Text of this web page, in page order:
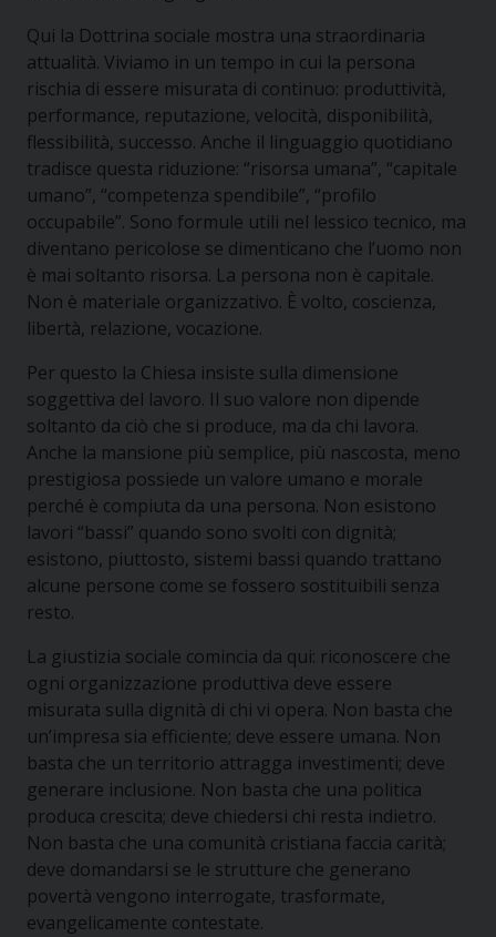
Qui la Dottrina sociale mostra una straordinaria
attualità. Viviamo in un tempo in cui la persona
rischia di essere misurata di continuo: produttività,
performance, reputazione, velocità, disponibilità,
flessibilità, successo. Anche il linguaggio quotidiano
tradisce questa riduzione: “risorsa umana”, “capitale
umano”, “competenza spendibile”, “profilo
occupabile”. Sono formule utili nel lessico tecnico, ma
diventano pericolose se dimenticano che l’uomo non
è mai soltanto risorsa. La persona non è capitale.
Non è materiale organizzativo. È volto, coscienza,
libertà, relazione, vocazione.
Per questo la Chiesa insiste sulla dimensione
soggettiva del lavoro. Il suo valore non dipende
soltanto da ciò che si produce, ma da chi lavora.
Anche la mansione più semplice, più nascosta, meno
prestigiosa possiede un valore umano e morale
perché è compiuta da una persona. Non esistono
lavori “bassi” quando sono svolti con dignità;
esistono, piuttosto, sistemi bassi quando trattano
alcune persone come se fossero sostituibili senza
resto.
La giustizia sociale comincia da qui: riconoscere che
ogni organizzazione produttiva deve essere
misurata sulla dignità di chi vi opera. Non basta che
un’impresa sia efficiente; deve essere umana. Non
basta che un territorio attragga investimenti; deve
generare inclusione. Non basta che una politica
produca crescita; deve chiedersi chi resta indietro.
Non basta che una comunità cristiana faccia carità;
deve domandarsi se le strutture che generano
povertà vengono interrogate, trasformate,
evangelicamente contestate.